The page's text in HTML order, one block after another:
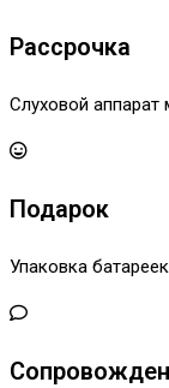
Рассрочка
Слуховой
Подарок
Упаковка